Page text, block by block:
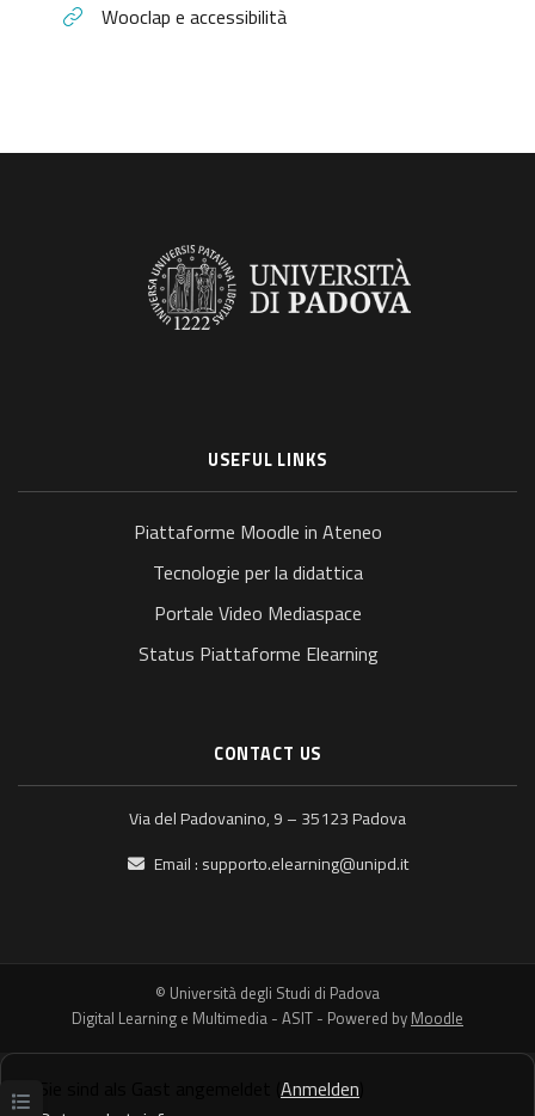
Wooclap e accessibilità
USEFUL LINKS
Piattaforme Moodle in Ateneo
Tecnologie per la didattica
Portale Video Mediaspace
Status Piattaforme Elearning
CONTACT US
Via del Padovanino, 9 – 35123 Padova
Email : supporto.elearning@unipd.it
© Università degli Studi di Padova
Digital Learning e Multimedia - ASIT - Powered by Moodle
Sie sind als Gast angemeldet ( Anmelden